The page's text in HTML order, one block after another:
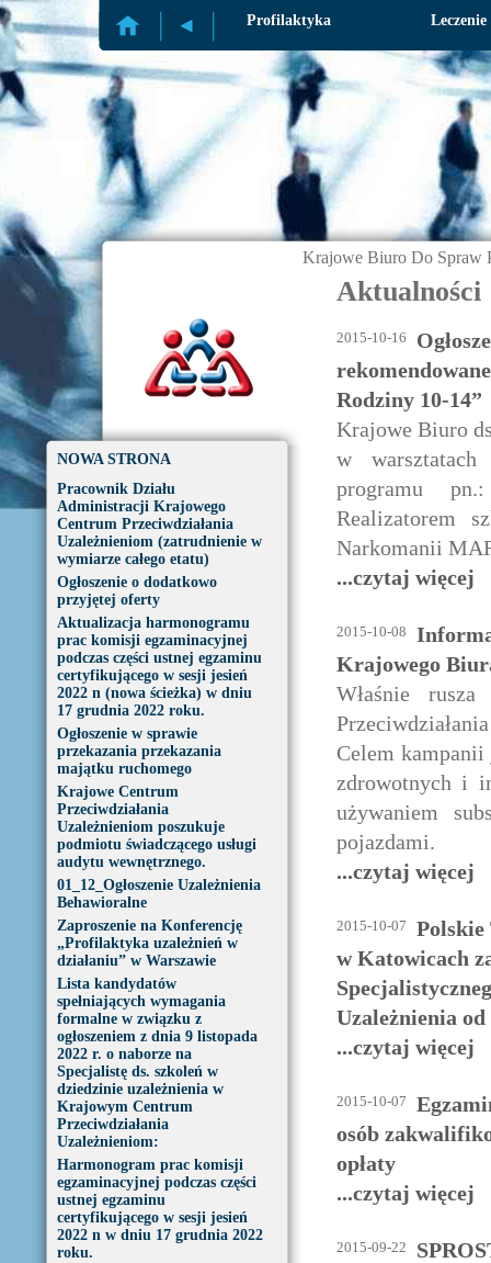
Profilaktyka Leczenie
NOWA STRONA
Pracownik Działu
Administracji Krajowego
Centrum Przeciwdziałania
Uzależnieniom (zatrudnienie w
wymiarze całego etatu)
Ogłoszenie o dodatkowo
przyjętej oferty
Aktualizacja harmonogramu
prac komisji egzaminacyjnej
podczas części ustnej egzaminu
certyfikującego w sesji jesień
2022 n (nowa ścieżka) w dniu
17 grudnia 2022 roku.
Ogłoszenie w sprawie
przekazania przekazania
majątku ruchomego
Krajowe Centrum
Przeciwdziałania
Uzależnieniom poszukuje
podmiotu świadczącego usługi
audytu wewnętrznego.
01_12_Ogłoszenie Uzależnienia
Behawioralne
Zaproszenie na Konferencję
„Profilaktyka uzależnień w
działaniu” w Warszawie
Lista kandydatów
spełniających wymagania
formalne w związku z
ogłoszeniem z dnia 9 listopada
2022 r. o naborze na
Specjalistę ds. szkoleń w
dziedzinie uzależnienia w
Krajowym Centrum
Przeciwdziałania
Uzależnieniom:
Harmonogram prac komisji
egzaminacyjnej podczas części
ustnej egzaminu
certyfikującego w sesji jesień
2022 n w dniu 17 grudnia 2022
roku.
Krajowe Biuro Do Spraw
Aktualności
2015-10-16
Rodziny 10-14”
Krajowe Biuro
w warsztatach
programu
Realizatorem
Narkomanii
...czytaj więcej
2015-10-08
Krajowego
Właśnie
Celem kampanii
zdrowotnych i
używaniem
pojazdami.
...czytaj więcej
2015-10-07
Polskie
w Katowicach
Uzależnienia
...czytaj więcej
2015-10-07
osób
opłaty
...czytaj więcej
2015-09-22